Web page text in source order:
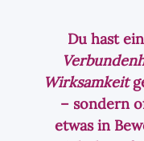
Du hast
Wirksamkeit
– sondern
etwas in